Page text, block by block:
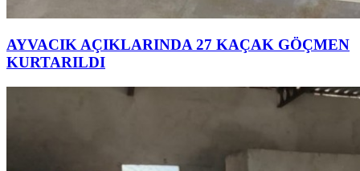
AYVACIK AÇIKLARINDA 27 KAÇAK GÖÇMEN
KURTARILDI